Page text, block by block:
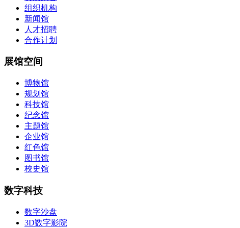
组织机构
新闻馆
人才招聘
合作计划
展馆空间
博物馆
规划馆
科技馆
纪念馆
主题馆
企业馆
红色馆
图书馆
校史馆
数字科技
数字沙盘
3D数字影院